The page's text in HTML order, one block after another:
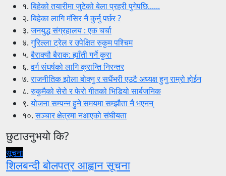
१.बिहेको तयारीमा जुटेको बेला प्रहरी पुगेपछि......
२.बिहेका लागि मंसिर नै कुर्नु पर्छर ?
३.जनयुद्ध संग्रहालय : एक चर्चा
४.गुरिल्ला ट्रेल र उपेक्षित रुकुम पश्चिम
५.बैराक्यौ बैराक: ह्याँती गर्ने कुरा
६.वर्ग संघर्षको लागि क्रान्ति निरन्तर
७.राजनीतिक झोला बोक्नु र सधैंभरी एउटै अध्यक्ष हुनु राम्रो होईन
८.रुकुमैको सेरो र फेरो गीतको भिडियो सार्बजनिक
९.योजना सम्पन्न हुने समयमा सम्झौता नै भएनन्
१०.सञ्चार क्षेत्रमा नआएको संघीयता
छुटाउनुभयो कि?
सूचना
शिलबन्दी बोलपत्र आह्वान सूचना